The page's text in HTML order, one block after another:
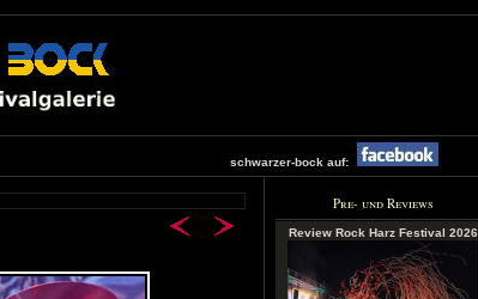
schwarzer-bock auf:
Pre- und Reviews
Review Rock Harz Festival 2026